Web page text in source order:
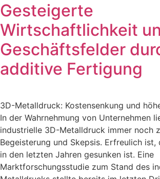
Gesteigerte
Wirtschaftlichkeit
Geschäftsfelder
additive Fertigung
3D-Metalldruck: Kostensenkung und
In der Wahrnehmung von Unternehmen
industrielle 3D-Metalldruck immer noch
Begeisterung und Skepsis. Erfreulich ist,
in den letzten Jahren gesunken ist. Eine
Marktforschungsstudie zum Stand des